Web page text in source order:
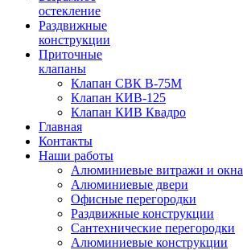
остекление
Раздвижные
конструкции
Приточные
клапаны
Клапан СВК В-75М
Клапан КИВ-125
Клапан КИВ Квадро
Главная
Контакты
Наши работы
Алюминиевые витражи и окна
Алюминиевые двери
Офисные перегородки
Раздвижные конструкции
Сантехнические перегородки
Алюминиевые конструкции